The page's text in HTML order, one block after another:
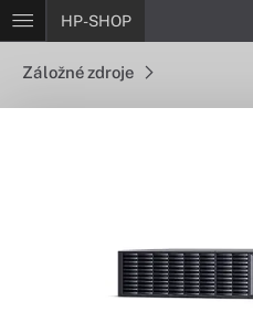
HP-SHOP
Záložné zdroje